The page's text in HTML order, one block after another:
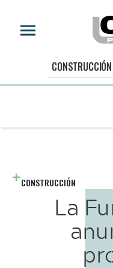
CONSTRUCCIÓN
CONSTRUCCIÓN
La